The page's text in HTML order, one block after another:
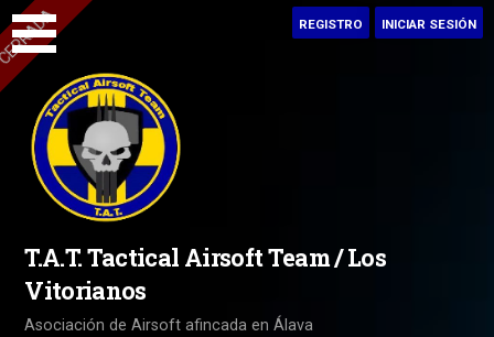
Saltar
al
contenido
REGISTRO INICIAR SESIÓN
T.A.T. Tactical Airsoft Team / Los
Vitorianos
Asociación de Airsoft afincada en Álava